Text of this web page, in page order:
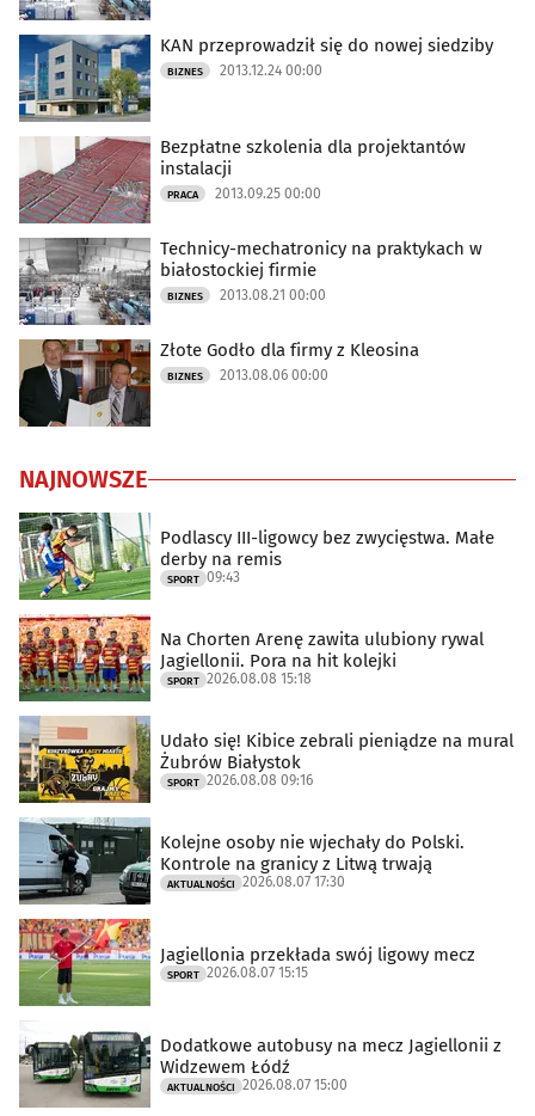
KAN przeprowadził się do nowej siedziby
BIZNES 2013.12.24 00:00
Bezpłatne szkolenia dla projektantów
instalacji
PRACA 2013.09.25 00:00
Technicy-mechatronicy na praktykach w
białostockiej firmie
BIZNES 2013.08.21 00:00
Złote Godło dla firmy z Kleosina
BIZNES 2013.08.06 00:00
NAJNOWSZE
Podlascy III-ligowcy bez zwycięstwa. Małe
derby na remis
SPORT 09:43
Na Chorten Arenę zawita ulubiony rywal
Jagiellonii. Pora na hit kolejki
SPORT 2026.08.08 15:18
Udało się! Kibice zebrali pieniądze na mural
Żubrów Białystok
SPORT 2026.08.08 09:16
Kolejne osoby nie wjechały do Polski.
Kontrole na granicy z Litwą trwają
AKTUALNOŚCI 2026.08.07 17:30
Jagiellonia przekłada swój ligowy mecz
SPORT 2026.08.07 15:15
Dodatkowe autobusy na mecz Jagiellonii z
Widzewem Łódź
AKTUALNOŚCI 2026.08.07 15:00